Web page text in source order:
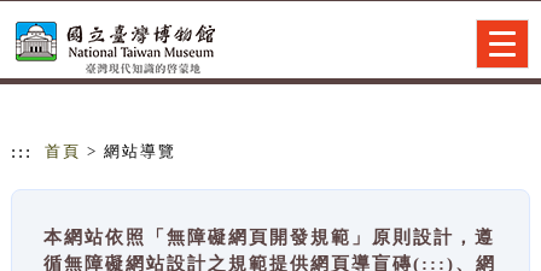
::: 首頁 > 網站導覽
本網站依照「無障礙網頁開發規範」原則設計，遵
循無障礙網站設計之規範提供網頁導盲磚(:::)、網